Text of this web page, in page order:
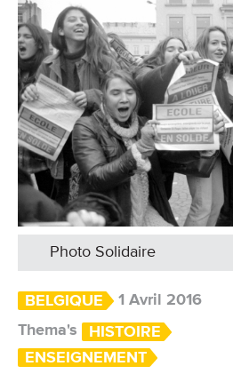
Photo Solidaire
BELGIQUE
1 Avril 2016
Thema's
HISTOIRE
ENSEIGNEMENT